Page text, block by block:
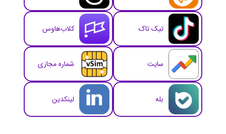
تیک تاک کلاب‌هاوس
سایت شماره مجازی
بله لینکدین